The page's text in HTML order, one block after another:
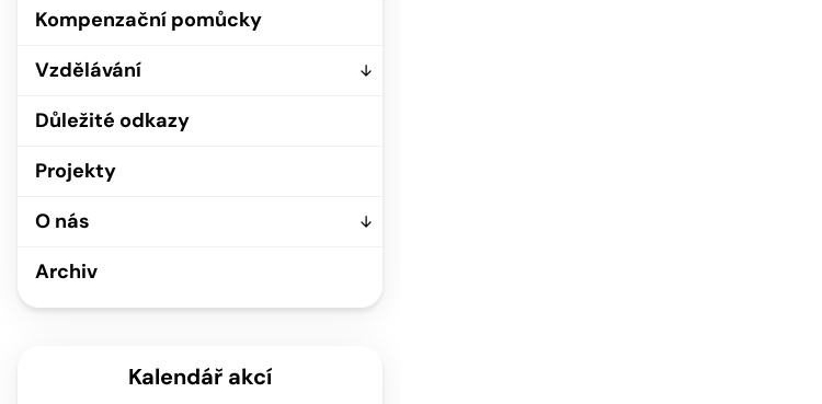
Kompenzační pomůcky
Vzdělávání
Důležité odkazy
Projekty
O nás
Archiv
Kalendář akcí